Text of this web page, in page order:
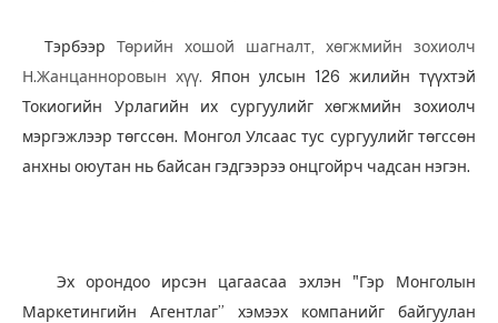
Тэрбээр Төрийн хошой шагналт, хөгжмийн зохиолч
Н.Жанцанноровын хүү. Япон улсын 126 жилийн түүхтэй
Токиогийн Урлагийн их сургуулийг хөгжмийн зохиолч
мэргэжлээр төгссөн. Монгол Улсаас тус сургуулийг төгссөн
анхны оюутан нь байсан гэдгээрээ онцгойрч чадсан нэгэн.
Эх орондоо ирсэн цагаасаа эхлэн "Гэр Монголын
Маркетингийн Агентлаг” хэмээх компанийг байгуулан